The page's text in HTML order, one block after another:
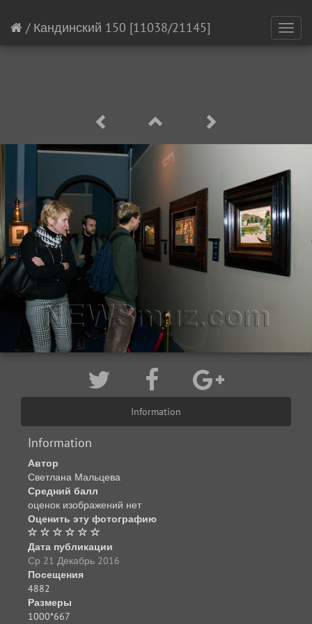
/ Кандинский 150 [11038/21145]
Information
Information
Автор
Светлана Мальцева
Средний балл
оценок изображений нет
Оценить эту фотографию
Дата публикации
Ср 21 Декабрь 2016
Посещения
4882
Размеры
1000*667